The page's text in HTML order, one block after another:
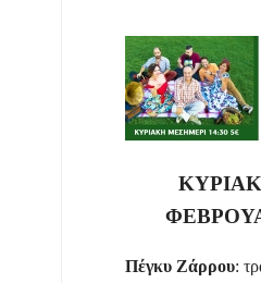
Πέγκυ Ζάρρου: